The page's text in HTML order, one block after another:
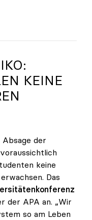
Learning
:
KEINE
der
keine
Das
der APA an. „Wir
so am Leben